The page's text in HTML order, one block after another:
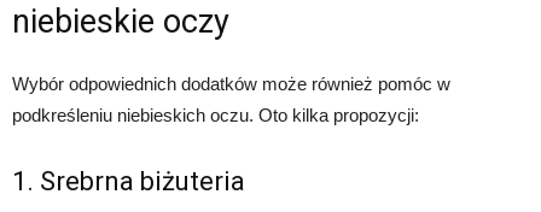
niebieskie oczy
Wybór odpowiednich dodatków może również pomóc w
podkreśleniu niebieskich oczu. Oto kilka propozycji:
1. Srebrna biżuteria